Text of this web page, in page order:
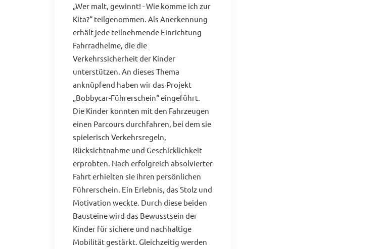
„Wer malt, gewinnt! - Wie komme ich zur
Kita?“ teilgenommen. Als Anerkennung
erhält jede teilnehmende Einrichtung
Fahrradhelme, die die
Verkehrssicherheit der Kinder
unterstützen. An dieses Thema
anknüpfend haben wir das Projekt
„Bobbycar-Führerschein“ eingeführt.
Die Kinder konnten mit den Fahrzeugen
einen Parcours durchfahren, bei dem sie
spielerisch Verkehrsregeln,
Rücksichtnahme und Geschicklichkeit
erprobten. Nach erfolgreich absolvierter
Fahrt erhielten sie ihren persönlichen
Führerschein. Ein Erlebnis, das Stolz und
Motivation weckte. Durch diese beiden
Bausteine wird das Bewusstsein der
Kinder für sichere und nachhaltige
Mobilität gestärkt. Gleichzeitig werden